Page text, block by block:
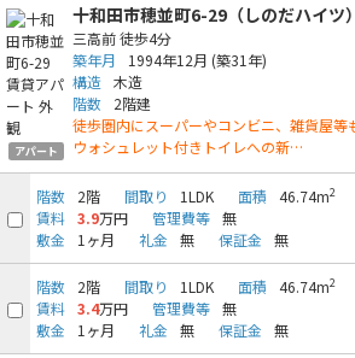
アパート
十和田市穂並町6-29（しのだハイツ）
三高前徒歩4分
築年月
1994年12月 (築31年)
構造 木造
階数
2階建
徒歩圏内にスーパーやコンビニ、雑貨屋等
ウォシュレット付きトイレへの新…
階数 2階 間取り 1LDK 面積 46.74m2
賃料 3.9万円 管理費等 無
敷金
1ヶ月 礼金 無 保証金 無
階数 2階 間取り 1LDK 面積 46.74m2
賃料 3.4万円 管理費等 無
敷金
1ヶ月 礼金 無 保証金 無